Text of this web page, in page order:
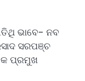
ଭାବେ- ନବ
ସରପଞ୍ଚ
ପ୍ରମୁଖ